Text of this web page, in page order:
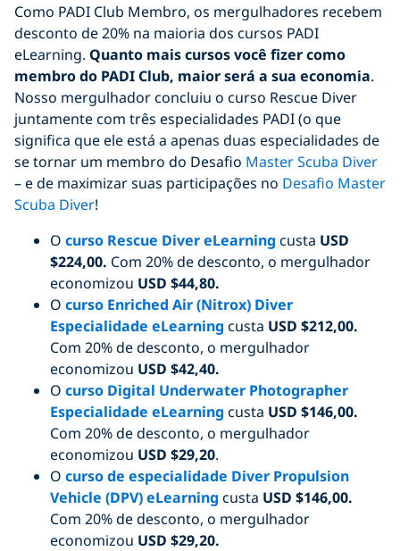
Como PADI Club Membro, os mergulhadores recebem
desconto de 20% na maioria dos cursos PADI
eLearning. Quanto mais cursos você fizer como
membro do PADI Club, maior será a sua economia.
Nosso mergulhador concluiu o curso Rescue Diver
juntamente com três especialidades PADI (o que
significa que ele está a apenas duas especialidades de
se tornar um membro do Desafio Master Scuba Diver
– e de maximizar suas participações no Desafio Master
Scuba Diver!
O curso Rescue Diver eLearning custa USD
$224,00. Com 20% de desconto, o mergulhador
economizou USD $44,80.
O curso Enriched Air (Nitrox) Diver
Especialidade eLearning custa USD $212,00.
Com 20% de desconto, o mergulhador
economizou USD $42,40.
O curso Digital Underwater Photographer
Especialidade eLearning custa USD $146,00.
Com 20% de desconto, o mergulhador
economizou USD $29,20.
O curso de especialidade Diver Propulsion
Vehicle (DPV) eLearning custa USD $146,00.
Com 20% de desconto, o mergulhador
economizou USD $29,20.